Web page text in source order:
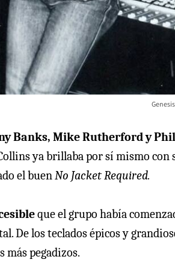
Banks, Mike Rutherford y Phil
ya brillaba por sí mismo con
el buenNo Jacket Required.
que el grupo había
De los teclados épicos y
más pegadizos.